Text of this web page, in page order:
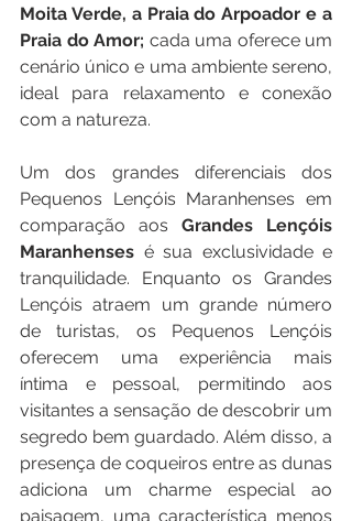
Moita Verde, a Praia do Arpoador e a
Praia do Amor; cada uma oferece um
cenário único e uma ambiente sereno,
ideal para relaxamento e conexão
com a natureza.
Um dos grandes diferenciais dos
Pequenos Lençóis Maranhenses em
comparação aos Grandes Lençóis
Maranhenses é sua exclusividade e
tranquilidade. Enquanto os Grandes
Lençóis atraem um grande número
de turistas, os Pequenos Lençóis
oferecem uma experiência mais
íntima e pessoal, permitindo aos
visitantes a sensação de descobrir um
segredo bem guardado. Além disso, a
presença de coqueiros entre as dunas
adiciona um charme especial ao
paisagem, uma característica menos